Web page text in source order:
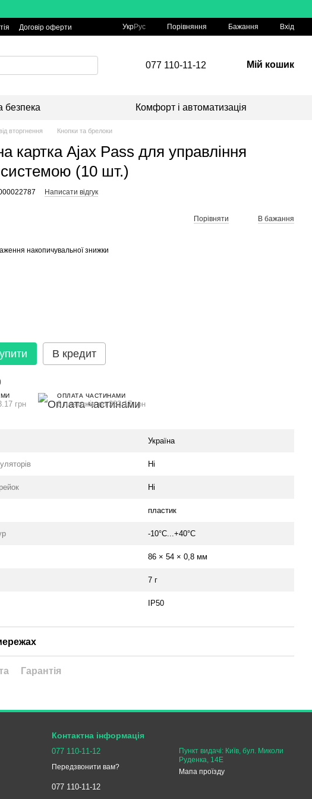
Договір оферти УкрРус Порівняння Бажання Вхід
077 110-11-12 Мій кошик
безпека Комфорт і автоматизація
вторгнення Кнопки та брелоки
картка Ajax Pass для управління
(10 шт.)
Написати відгук
Порівняти В бажання
накопичувальної знижки
В кредит
грн
ОПЛАТА ЧАСТИНАМИ
6 платежів по 283.17 грн
Україна
Ні
Ні
пластик
-10°C...+40°C
86 × 54 × 0,8 мм
7 г
IP50
Гарантія
Контактна інформація
077 110-11-12
Передзвонити вам?
077 110-11-12
Пункт видачі: Київ, бул. Миколи
Руденка, 14Е
Мапа проїзду